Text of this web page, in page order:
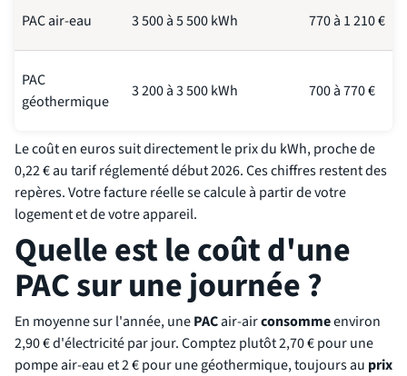
PAC air-eau 3 500 à 5 500 kWh 770 à 1 210 €
PAC
géothermique
3 200 à 3 500 kWh 700 à 770 €
Le coût en euros suit directement le prix du kWh, proche de
0,22 € au tarif réglementé début 2026. Ces chiffres restent des
repères. Votre facture réelle se calcule à partir de votre
logement et de votre appareil.
Quelle est le coût d'une
PAC sur une journée ?
En moyenne sur l'année, unePACair-airconsommeenviron
2,90 € d'électricité par jour. Comptez plutôt 2,70 € pour une
pompe air-eau et 2 € pour une géothermique, toujours au prix